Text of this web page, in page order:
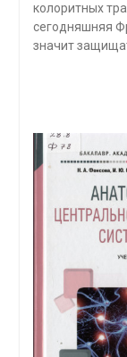
колоритных
сегодняшняя
значит